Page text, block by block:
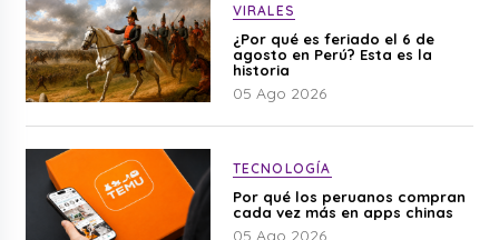
VIRALES
¿Por qué es feriado el 6 de
agosto en Perú? Esta es la
historia
05 Ago 2026
TECNOLOGÍA
Por qué los peruanos compran
cada vez más en apps chinas
05 Ago 2026